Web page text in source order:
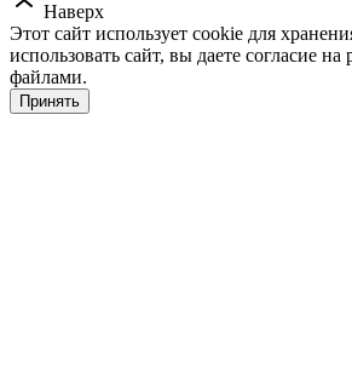
Наверх
Этот сайт использует cookie для
использовать сайт, вы даете согласие на
файлами.
Принять